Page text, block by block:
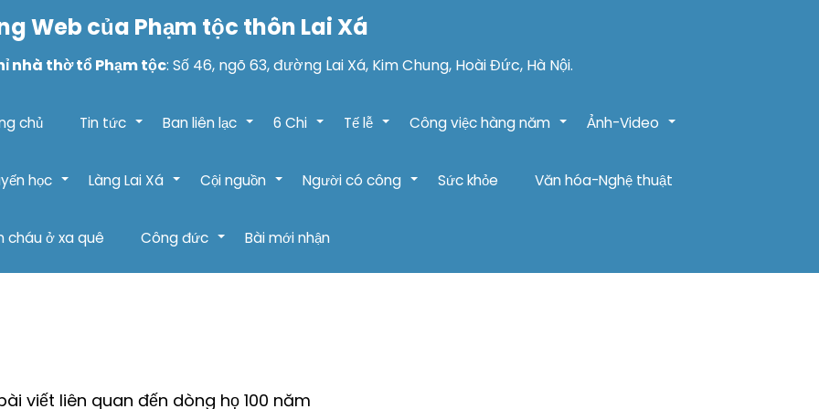
Web của Phạm tộc thôn Lai Xá
nhà thờ tổ Phạm tộc: Số 46, ngõ 63, đường Lai Xá, Kim Chung, Hoài Đức, Hà Nội.
chủ +
Tin tức +
Ban liên lạc +
6 Chi +
Tế lễ +
Công việc hàng năm +
Ảnh-Video
+
học +
Làng Lai Xá +
Cội nguồn +
Người có công Sức khỏe Văn hóa-Nghệ thuật
cháu ở xa quê +
Công đức Bài mới nhận
viết liên quan đến dòng họ 100 năm